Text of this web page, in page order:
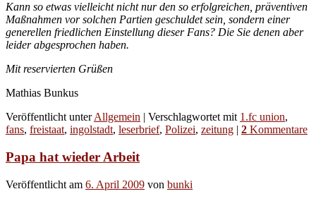
Kann so etwas vielleicht nicht nur den so erfolgreichen, präventiven
Maßnahmen vor solchen Partien geschuldet sein, sondern einer
generellen friedlichen Einstellung dieser Fans? Die Sie denen aber
leider abgesprochen haben.
Mit reservierten Grüßen
Mathias Bunkus
Veröffentlicht unter Allgemein | Verschlagwortet mit 1.fc union,
fans, freistaat, ingolstadt, leserbrief, Polizei, zeitung | 2 Kommentare
Papa hat wieder Arbeit
Veröffentlicht am 6. April 2009 von bunki